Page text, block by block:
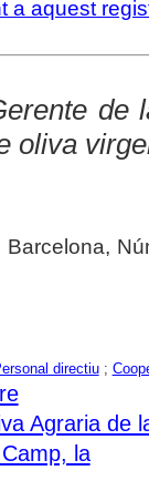
a aquest
de
oliva
Barcelona,
directiu;
Agraria de
la